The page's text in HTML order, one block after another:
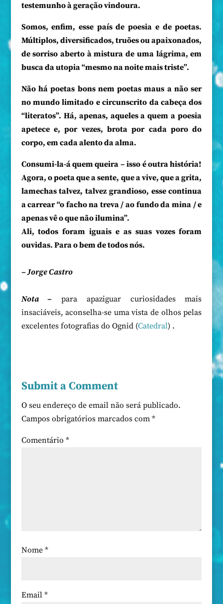
testemunho à geração vindoura.
Somos, enfim, esse país de poesia e de poetas.
Múltiplos, diversificados, truões ou apaixonados,
de sorriso aberto à mistura de uma lágrima, em
busca da utopia “mesmo na noite mais triste”.
Não há poetas bons nem poetas maus a não ser
no mundo limitado e circunscrito da cabeça dos
“literatos”. Há, apenas, aqueles a quem a poesia
apetece e, por vezes, brota por cada poro do
corpo, em cada alento da alma.
Consumi-la-á quem queira – isso é outra história!
Agora, o poeta que a sente, que a vive, que a grita,
lamechas talvez, talvez grandioso, esse continua
a carrear “o facho na treva / ao fundo da mina / e
apenas vê o que não ilumina”.
Ali, todos foram iguais e as suas vozes foram
ouvidas. Para o bem de todos nós.
– Jorge Castro
Nota – para apaziguar curiosidades mais
insaciáveis, aconselha-se uma vista de olhos pelas
excelentes fotografias do Ognid (Catedral) .
Submit a Comment
O seu endereço de email não será publicado.
Campos obrigatórios marcados com *
Comentário *
Nome *
Email *